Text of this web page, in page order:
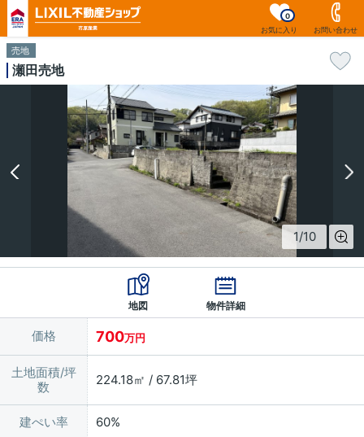
お気に入り
0
お問い合わせ
売地
瀬田売地
1/10
地図 物件詳細
価格 700万円
土地面積/坪
数
224.18㎡ / 67.81坪
建ぺい率 60%